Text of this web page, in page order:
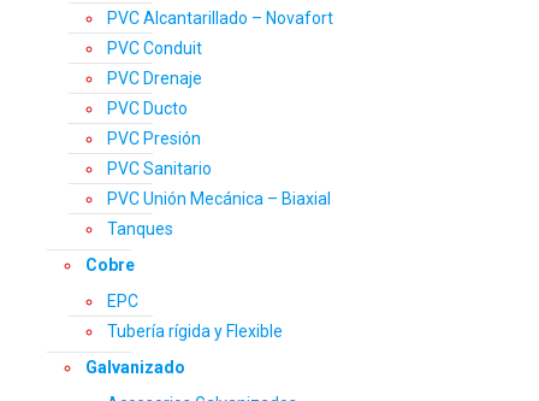
PVC Alcantarillado – Novafort
PVC Conduit
PVC Drenaje
PVC Ducto
PVC Presión
PVC Sanitario
PVC Unión Mecánica – Biaxial
Tanques
Cobre
EPC
Tubería rígida y Flexible
Galvanizado